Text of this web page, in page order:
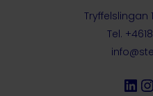
Tryffelslingan
Tel.